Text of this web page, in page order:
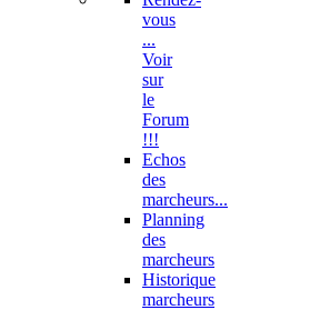
vous
...
Voir
sur
le
Forum
!!!
Echos
des
marcheurs...
Planning
des
marcheurs
Historique
marcheurs